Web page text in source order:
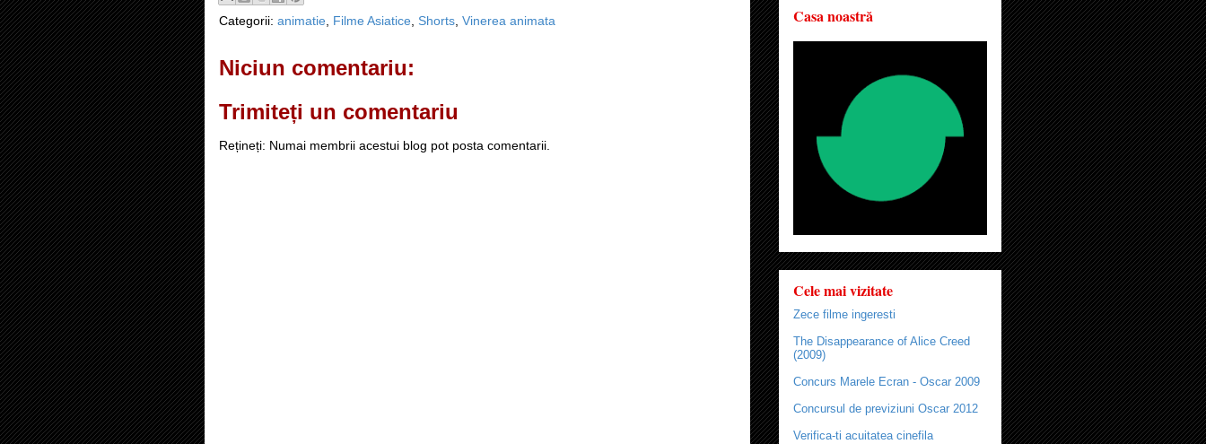
Categorii: animatie Filme Asiatice Shorts Vinerea animata
Niciun comentariu:
Trimiteți un comentariu
Rețineți: Numai membrii acestui blog pot posta comentarii.
Casa noastră
Cele mai vizitate
Zece filme ingeresti
The Disappearance of Alice Creed
(2009)
Concurs Marele Ecran - Oscar 2009
Concursul de previziuni Oscar 2012
Verifica-ti acuitatea cinefila